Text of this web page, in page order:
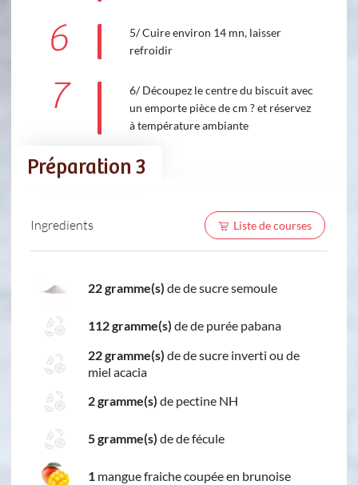
6
5/ Cuire environ 14 mn, laisser
refroidir
7
6/ Découpez le centre du biscuit avec
un emporte pièce de cm ? et réservez
à température ambiante
Préparation 3
Ingredients Liste de courses
22 gramme(s) de de sucre semoule
112 gramme(s) de de purée pabana
22 gramme(s) de de sucre inverti ou de
miel acacia
2 gramme(s) de pectine NH
5 gramme(s) de de fécule
1 mangue fraiche coupée en brunoise